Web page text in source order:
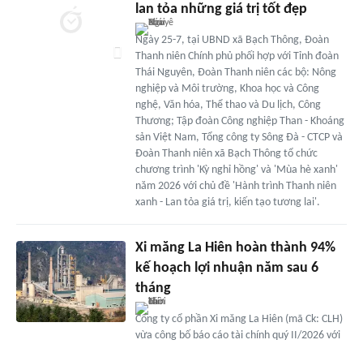
lan tỏa những giá trị tốt đẹp
Ngày 25-7, tại UBND xã Bạch Thông, Đoàn
Thanh niên Chính phủ phối hợp với Tỉnh đoàn
Thái Nguyên, Đoàn Thanh niên các bộ: Nông
nghiệp và Môi trường, Khoa học và Công
nghệ, Văn hóa, Thể thao và Du lịch, Công
Thương; Tập đoàn Công nghiệp Than - Khoáng
sản Việt Nam, Tổng công ty Sông Đà - CTCP và
Đoàn Thanh niên xã Bạch Thông tổ chức
chương trình 'Kỳ nghỉ hồng' và 'Mùa hè xanh'
năm 2026 với chủ đề 'Hành trình Thanh niên
xanh - Lan tỏa giá trị, kiến tạo tương lai'.
Xi măng La Hiên hoàn thành 94%
kế hoạch lợi nhuận năm sau 6
tháng
Công ty cổ phần Xi măng La Hiên (mã Ck: CLH)
vừa công bố báo cáo tài chính quý II/2026 với